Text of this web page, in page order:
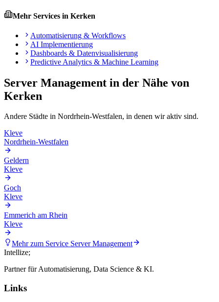
Mehr Services in Kerken
Automatisierung & Workflows
AI Implementierung
Dashboards & Datenvisualisierung
Predictive Analytics & Machine Learning
Server Management in der Nähe von
Kerken
Andere Städte in Nordrhein-Westfalen, in denen wir aktiv sind.
Kleve
Nordrhein-Westfalen
Geldern
Kleve
Goch
Kleve
Emmerich am Rhein
Kleve
Mehr zum Service Server Management
Intellize;
Partner für Automatisierung, Data Science & KI.
Links